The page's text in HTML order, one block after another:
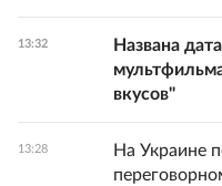
13:32
Названа
вкусов"
13:28
На Украине